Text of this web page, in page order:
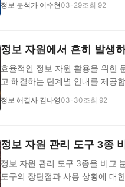
정보 분석가 이수현03-29조회 92
정보 자원에서 흔히 발생
효율적인 정보 자원 활용을 위한
고 해결하는 단계별 안내를 제공
정보 해결사 김나영03-30조회 92
정보 자원 관리 도구 3종
정보 자원 관리 도구 3종을 비교
도구의 장단점과 사용 상황에 대